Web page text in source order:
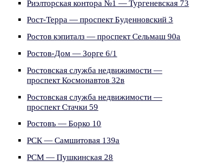
Риэлторская контора №1 — Тургеневская 73
Рост-Терра — проспект Буденновский 3
Ростов кэпиталз — проспект Сельмаш 90а
Ростов-Дом — Зорге 6/1
Ростовская служба недвижимости —
проспект Космонавтов 32в
Ростовская служба недвижимости —
проспект Стачки 59
Ростовъ — Борко 10
РСК — Самшитовая 139а
РСМ — Пушкинская 28